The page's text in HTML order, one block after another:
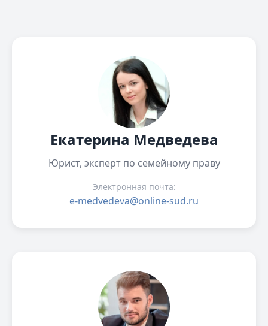
Екатерина Медведева
Юрист, эксперт по семейному праву
Электронная почта:
e-medvedeva@online-sud.ru